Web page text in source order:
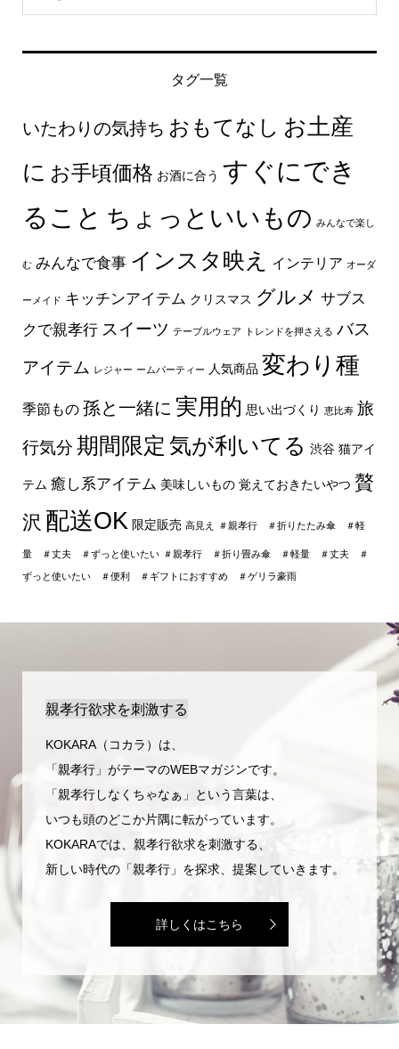
タグ一覧
いたわりの気持ち おもてなし お土産
に お手頃価格 お酒に合う すぐにでき
ること ちょっといいもの みんなで楽し
む みんなで食事 インスタ映え インテリア オーダ
ーメイド キッチンアイテム クリスマス グルメ サブス
クで親孝行 スイーツ テーブルウェア トレンドを押さえる バス
アイテム レジャー ームパーティー 人気商品 変わり種
季節もの 孫と一緒に 実用的 思い出づくり 恵比寿 旅
行気分 期間限定 気が利いてる 渋谷 猫アイ
テム 癒し系アイテム 美味しいもの 覚えておきたいやつ 贅
沢 配送OK 限定販売 高見え ＃親孝行 ＃折りたたみ傘 ＃軽
量 ＃丈夫 ＃ずっと使いたい ＃親孝行 ＃折り畳み傘 ＃軽量 ＃丈夫 ＃
ずっと使いたい ＃便利 ＃ギフトにおすすめ ＃ゲリラ豪雨
親孝行欲求を刺激する
KOKARA（コカラ）は、
「親孝行」がテーマのWEBマガジンです。
「親孝行しなくちゃなぁ」という言葉は、
いつも頭のどこか片隅に転がっています。
KOKARAでは、親孝行欲求を刺激する、
新しい時代の「親孝行」を探求、提案していきます。
詳しくはこちら